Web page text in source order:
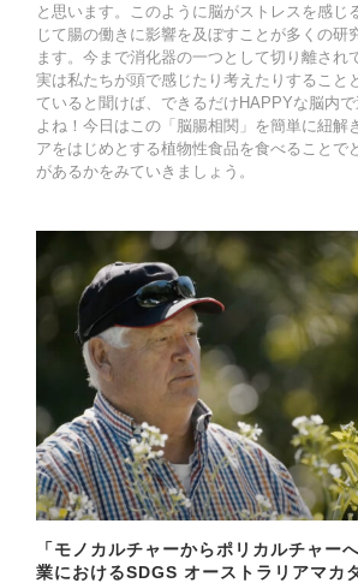
と思います。このように脳がストレスを感じ
じて腸の働きに影響を及ぼすことが多くの研
ます。今まで消化器の一つとして切り離され
実は私たちが頭で感じたり考えたりすること
ていると聞けば、できるだけHAPPYな脳内
よね！今日はこの「脳腸相関」を簡単に紐解
アをはじめとする植物性食品を食べることで
があるかをみていきましょう。
「モノカルチャーからポリカルチャー
業におけるSDGS オーストラリアマカ